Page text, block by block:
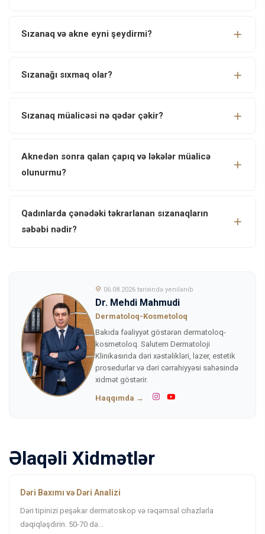
Sızanaq və akne eyni şeydirmi?
Sızanağı sıxmaq olar?
Sızanaq müalicəsi nə qədər çəkir?
Aknedən sonra qalan çapıq və ləkələr müalicə
olunurmu?
Qadınlarda çənədəki təkrarlanan sızanaqların
səbəbi nədir?
06.08.2026 tarixində yenilənib
Dr. Mehdi Mahmudi
Dermatoloq-Kosmetoloq
Bakıda fəaliyyət göstərən dermatoloq-
kosmetoloq. Salutem Dermatoloji
Klinikasında dəri xəstəlikləri, lazer, estetik
prosedurlar və dəri cərrahiyyəsi sahəsində
xidmət göstərir.
Haqqımda →
Əlaqəli Xidmətlər
Dəri Baxımı və Dəri Analizi
Dəri tipinizi peşəkar dermatoskop və rəqəmsal cihazlarla
dəqiqləşdirin. 50-70 də...